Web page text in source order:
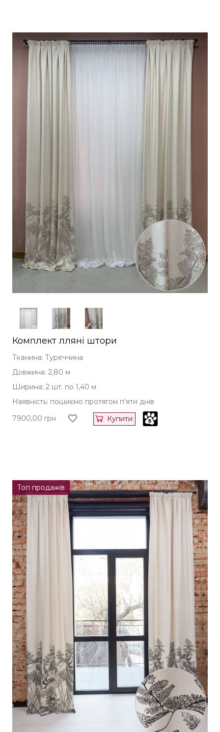
Комплект лляні штори
Тканина: Туреччина
Довжина: 2,80 м
Ширина: 2 шт. по 1,40 м
Наявність: пошиємо протягом п'яти днів
7900,00 грн Купити
Топ продажів